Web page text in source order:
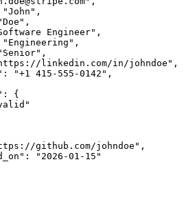
Engineer",
linkedin.com/in/johndoe",
"+1 415-555-0142",
{
github.com/johndoe",
"2026-01-15"